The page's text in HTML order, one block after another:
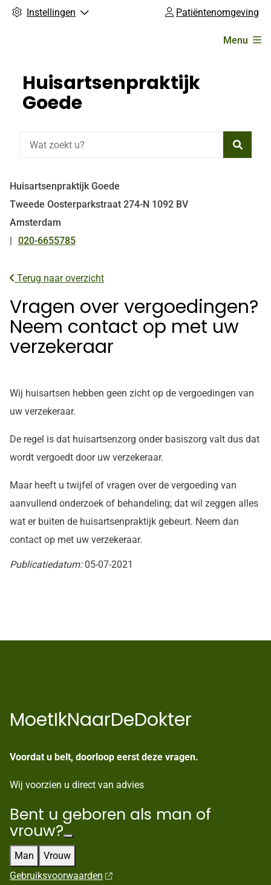
Instellingen Patiëntenomgeving
Menu
Huisartsenpraktijk
Goede
Huisartsenpraktijk Goede
Tweede Oosterparkstraat 274-N 1092 BV
Amsterdam
Tel:
020-6655785
Terug naar overzicht
Vragen over vergoedingen?
Neem contact op met uw
verzekeraar
Wij huisartsen hebben geen zicht op de vergoedingen van
uw verzekeraar.
De regel is dat huisartsenzorg onder basiszorg valt dus dat
wordt vergoedt door uw verzekeraar.
Maar heeft u twijfel of vragen over de vergoeding van
aanvullend onderzoek of behandeling; dat wil zeggen alles
wat er buiten de huisartsenpraktijk gebeurt. Neem dan
contact op met uw verzekeraar.
Publicatiedatum: 05-07-2021
MoetIkNaarDeDokter
Voordat u belt, doorloop eerst deze vragen.
Wij voorzien u direct van advies
Bent u geboren als man of
vrouw?
Man
Vrouw
Gebruiksvoorwaarden